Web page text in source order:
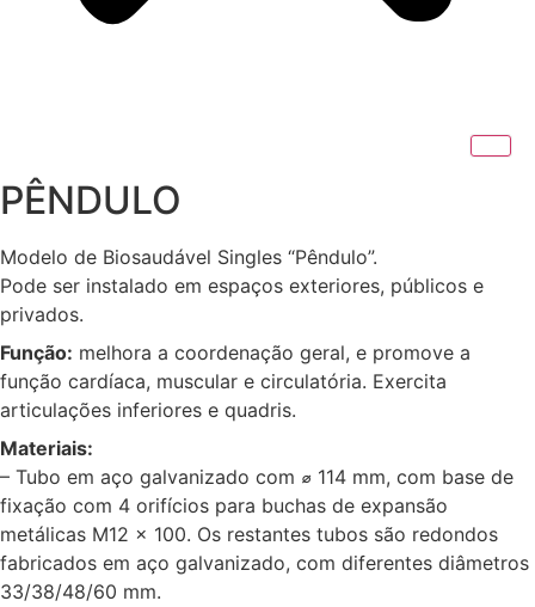
PÊNDULO
Modelo de Biosaudável Singles “Pêndulo”.
Pode ser instalado em espaços exteriores, públicos e
privados.
Função: melhora a coordenação geral, e promove a
função cardíaca, muscular e circulatória. Exercita
articulações inferiores e quadris.
Materiais:
– Tubo em aço galvanizado com ⌀ 114 mm, com base de
fixação com 4 orifícios para buchas de expansão
metálicas M12 x 100. Os restantes tubos são redondos
fabricados em aço galvanizado, com diferentes diâmetros
33/38/48/60 mm.